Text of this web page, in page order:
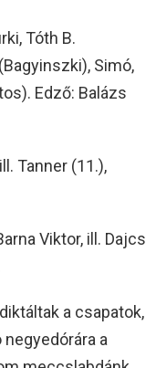
Tóth B.
Simó,
Edző: Balázs
Tanner (11.),
Viktor, ill. Dajcs
a csapatok,
a